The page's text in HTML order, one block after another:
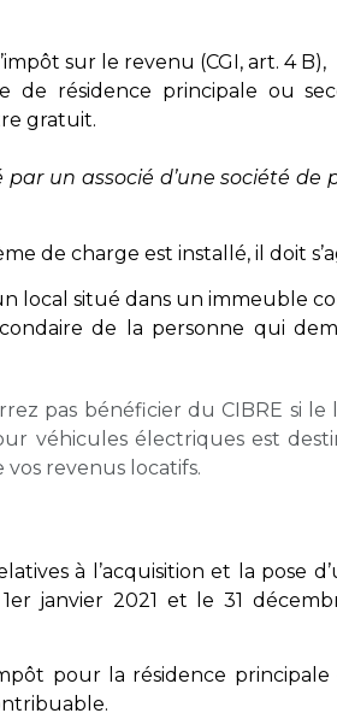
sur le revenu (CGI, art. 4 B),
résidence principale ou
gratuit.
un associé d’une société de
de charge est installé, il doit
local situé dans un immeuble
de la personne qui
pas bénéficier du CIBRE si le
véhicules électriques est
revenus locatifs.
à l’acquisition et la pose
janvier 2021 et le 31
pour la résidence